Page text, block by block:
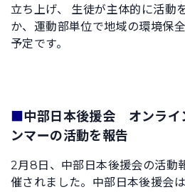
立ち上げ、 生徒が主体的に活動
か、運動部単位で地域の環境保
予定です。
中部日本後援会 オンライ
ンマーの活動を報告
2月8日、中部日本後援会の活動
催されました。中部日本後援会